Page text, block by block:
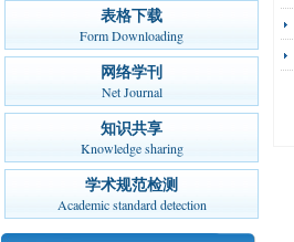
表格下载
Form Downloading
网络学刊
Net Journal
知识共享
Knowledge sharing
学术规范检测
Academic standard detection